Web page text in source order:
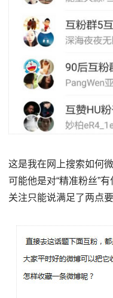
这是我在网上搜索如何
可能他是对“精准粉丝”
关注只能说满足了两点